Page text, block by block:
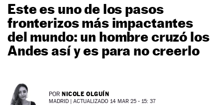
MOTOS
TECNOLOGÍA
SUPERCOCHES
MOTORTV
NEWSLETTER
Este es uno de los pasos
fronterizos más impactantes
del mundo: un hombre cruzó los
Andes así y es para no creerlo
POR NICOLE OLGUÍN
MADRID | ACTUALIZADO 14 MAR 25 - 15: 37